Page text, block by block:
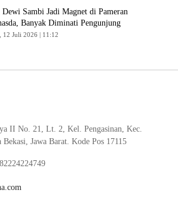
Dewi Sambi Jadi Magnet di Pameran
Banyak Diminati Pengunjung
12 Juli 2026 | 11:12
II No. 21, Lt. 2, Kel. Pengasinan, Kec.
Jawa Barat. Kode Pos 17115